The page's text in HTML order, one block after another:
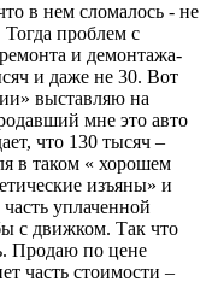
в нем сломалось - не
проблем с
и демонтажа-
и даже не 30. Вот
выставляю на
мне это авто
что 130 тысяч –
в таком « хорошем
изъяны» и
уплаченной
с движком. Так что
Продаю по цене
часть стоимости –